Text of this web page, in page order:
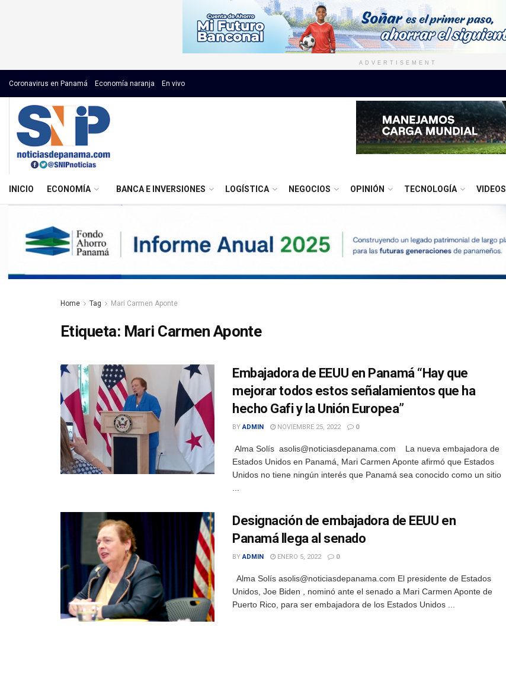
ADVERTISEMENT
Coronavirus en Panamá Economía naranja En vivo
INICIO ECONOMÍA BANCA E INVERSIONES LOGÍSTICA NEGOCIOS OPINIÓN TECNOLOGÍA VIDEOS
Home Tag Mari Carmen Aponte
Etiqueta: Mari Carmen Aponte
Embajadora de EEUU en Panamá “Hay que
mejorar todos estos señalamientos que ha
hecho Gafi y la Unión Europea”
BY ADMIN NOVIEMBRE 25, 2022 0
Alma Solís asolis@noticiasdepanama.com La nueva embajadora de
Estados Unidos en Panamá, Mari Carmen Aponte afirmó que Estados
Unidos no tiene ningún interés que Panamá sea conocido como un sitio
Designación de embajadora de EEUU en
Panamá llega al senado
BY ADMIN ENERO 5, 2022 0
Alma Solís asolis@noticiasdepanama.com El presidente de Estados
Unidos, Joe Biden , nominó ante el senado a Mari Carmen Aponte de
Puerto Rico, para ser embajadora de los Estados Unidos ...